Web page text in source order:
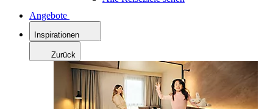
Angebote
Inspirationen
Zurück